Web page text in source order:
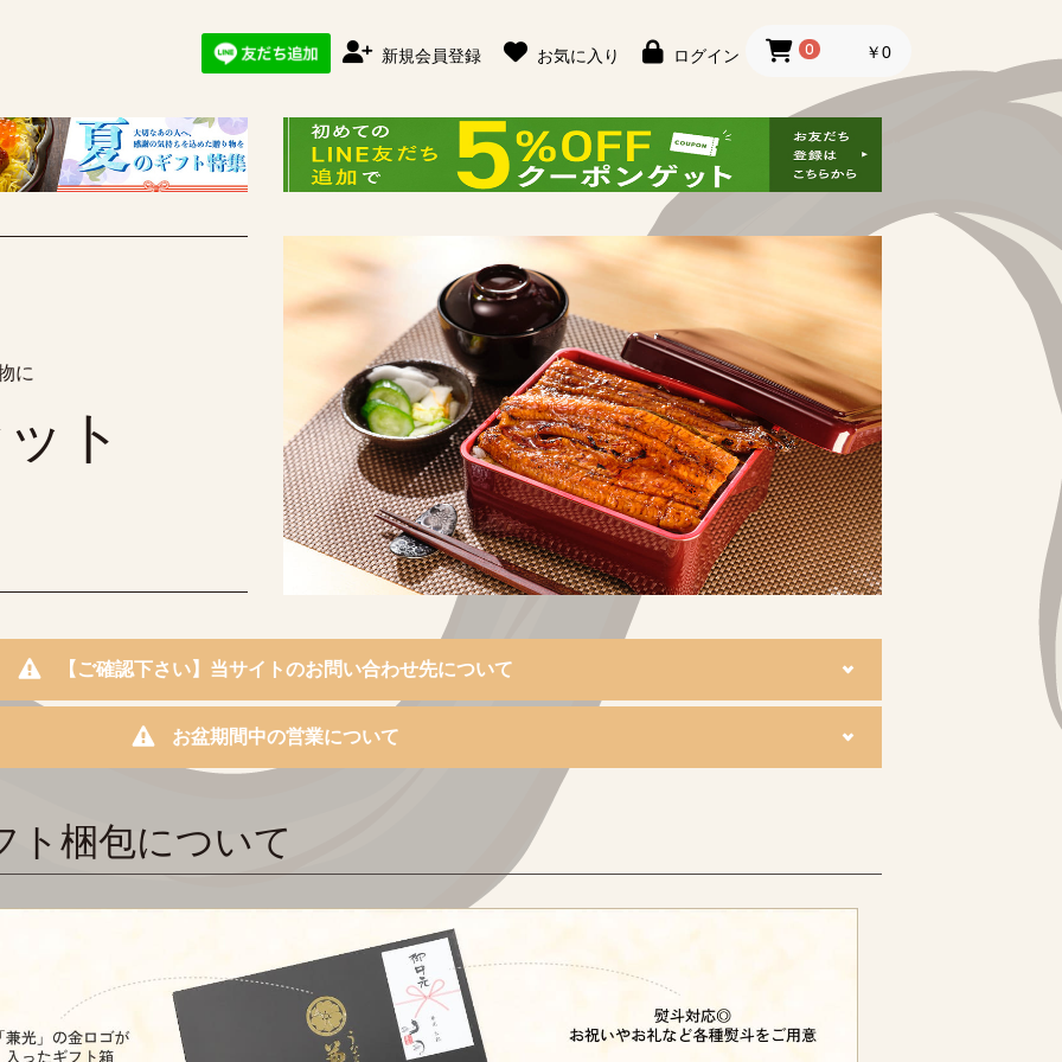
新規会員登録 お気に入り ログイン 0 ￥0
に
ト
【ご確認下さい】当サイトのお問い合わせ先について
お盆期間中の営業について
ト梱包について